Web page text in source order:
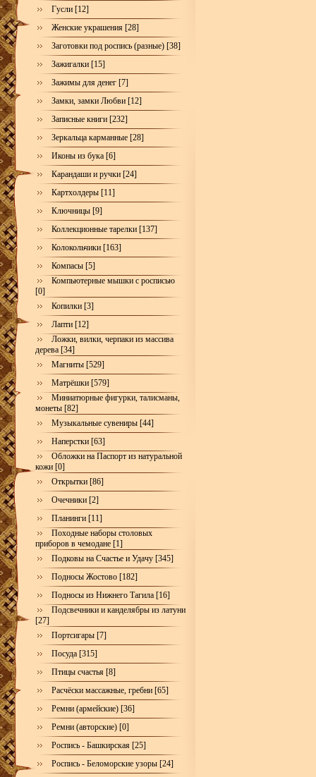
Гусли [12]
Женские украшения [28]
Заготовки под роспись (разные) [38]
Зажигалки [15]
Зажимы для денег [7]
Замки, замки Любви [12]
Записные книги [232]
Зеркальца карманные [28]
Иконы из бука [6]
Карандаши и ручки [24]
Картхолдеры [11]
Ключницы [9]
Коллекционные тарелки [137]
Колокольчики [163]
Компасы [5]
Компьютерные мышки с росписью
[0]
Копилки [3]
Лапти [12]
Ложки, вилки, черпаки из массива
дерева [34]
Магниты [529]
Матрёшки [579]
Миниатюрные фигурки, талисманы,
монеты [82]
Музыкальные сувениры [44]
Наперстки [63]
Обложки на Паспорт из натуральной
кожи [0]
Открытки [86]
Очечники [2]
Планинги [11]
Походные наборы столовых
приборов в чемодане [1]
Подковы на Счастье и Удачу [345]
Подносы Жостово [182]
Подносы из Нижнего Тагила [16]
Подсвечники и канделябры из латуни
[27]
Портсигары [7]
Посуда [315]
Птицы счастья [8]
Расчёски массажные, гребни [65]
Ремни (армейские) [36]
Ремни (авторские) [0]
Роспись - Башкирская [25]
Роспись - Беломорские узоры [24]